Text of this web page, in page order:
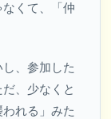
くて、「仲
、参加した
、少なくと
れる」みた